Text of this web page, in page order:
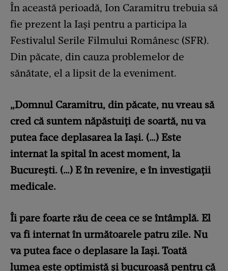
În această perioadă, Ion Caramitru trebuia să
fie prezent la Iași pentru a participa la
Festivalul Serile Filmului Românesc (SFR).
Din păcate, din cauza problemelor de
sănătate, el a lipsit de la eveniment.
„Domnul Caramitru, din păcate, nu vreau să
cred că suntem năpăstuiţi de soartă, nu va
putea face deplasarea la Iaşi. (…) Este
internat la spital în acest moment, la
Bucureşti. (…) E în revenire, e în investigaţii
medicale.
Îi pare foarte rău de ceea ce se întâmplă. El
va fi internat în următoarele patru zile. Nu
va putea face o deplasare la Iaşi. Toată
lumea este optimistă şi bucuroasă pentru că